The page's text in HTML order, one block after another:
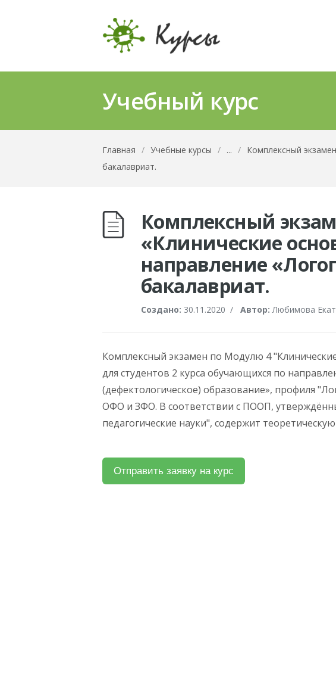
Учебный курс
Главная / Учебные курсы / ... / Комплексный
бакалавриат.
Комплексный
«Клинические
направление
бакалавриат.
Создано: 30.11.2020 / Автор: Любимова
Комплексный экзамен по Модулю 4
для студентов 2 курса обучающихся по
(дефектологическое) образование», профиля
ОФО и ЗФО. В соответствии с ПООП,
педагогические науки", содержит